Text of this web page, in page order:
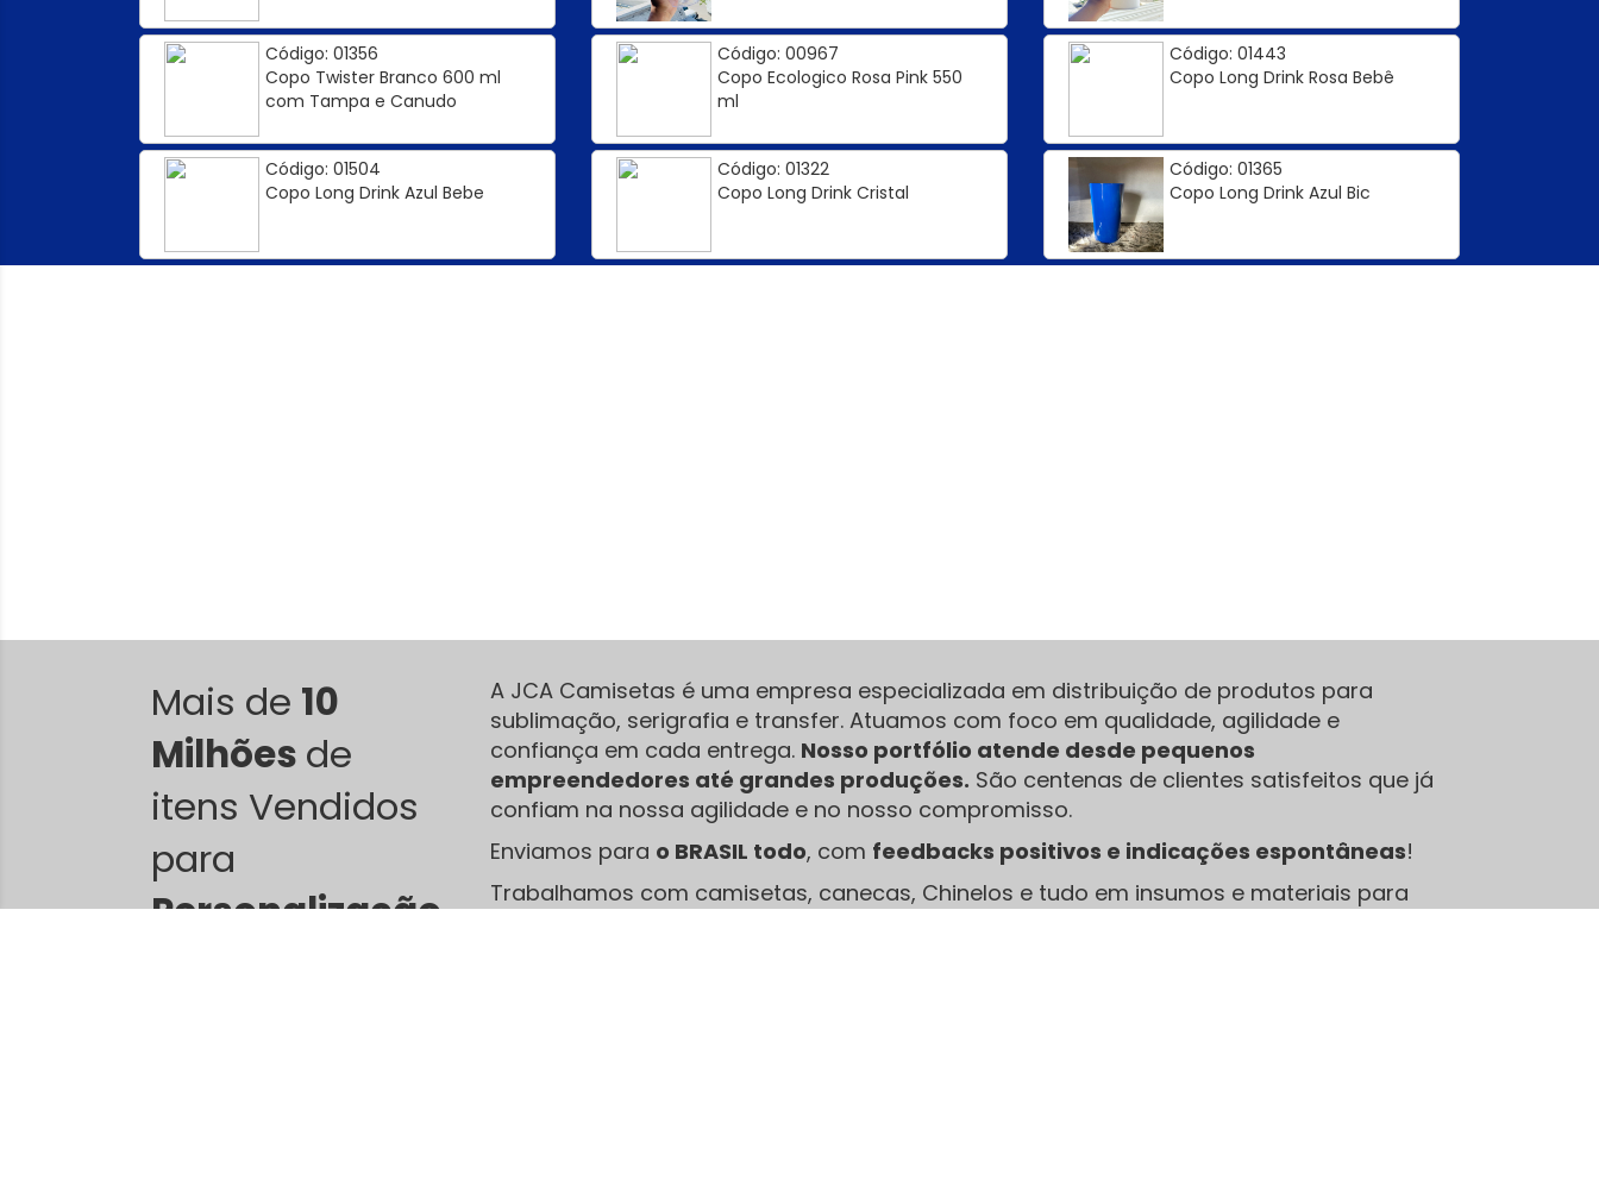
Código: 01356
Copo Twister Branco 600 ml
com Tampa e Canudo
Código: 00967
Copo Ecologico Rosa Pink 550
ml
Código: 01443
Copo Long Drink Rosa Bebê
Código: 01504
Copo Long Drink Azul Bebe
Código: 01322
Copo Long Drink Cristal
Código: 01365
Copo Long Drink Azul Bic
Mais de 10
Milhões de
itens Vendidos
para
Personalização.
A JCA Camisetas é uma empresa especializada em distribuição de produtos para
sublimação, serigrafia e transfer. Atuamos com foco em qualidade, agilidade e
confiança em cada entrega. Nosso portfólio atende desde pequenos
empreendedores até grandes produções. São centenas de clientes satisfeitos que já
confiam na nossa agilidade e no nosso compromisso.
Enviamos para o BRASIL todo, com feedbacks positivos e indicações espontâneas!
Trabalhamos com camisetas, canecas, Chinelos e tudo em insumos e materiais para